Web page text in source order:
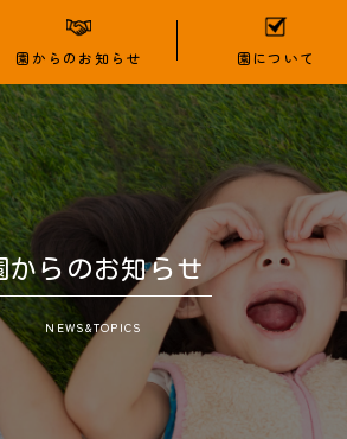
園からのお知らせ 園について
からのお知らせ
NEWS&TOPICS